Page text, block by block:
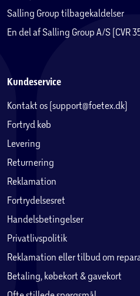
Salling Group tilbagekaldelser
En del af Salling Group A/S (CVR
Kundeservice
Kontakt os (support@foetex.dk)
Fortryd køb
Levering
Returnering
Reklamation
Fortrydelsesret
Handelsbetingelser
Privatlivspolitik
Reklamation eller tilbud om
Betaling, købekort & gavekort